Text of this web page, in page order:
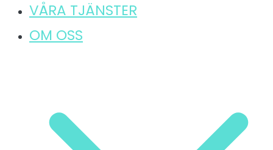
VÅRA TJÄNSTER
OM OSS